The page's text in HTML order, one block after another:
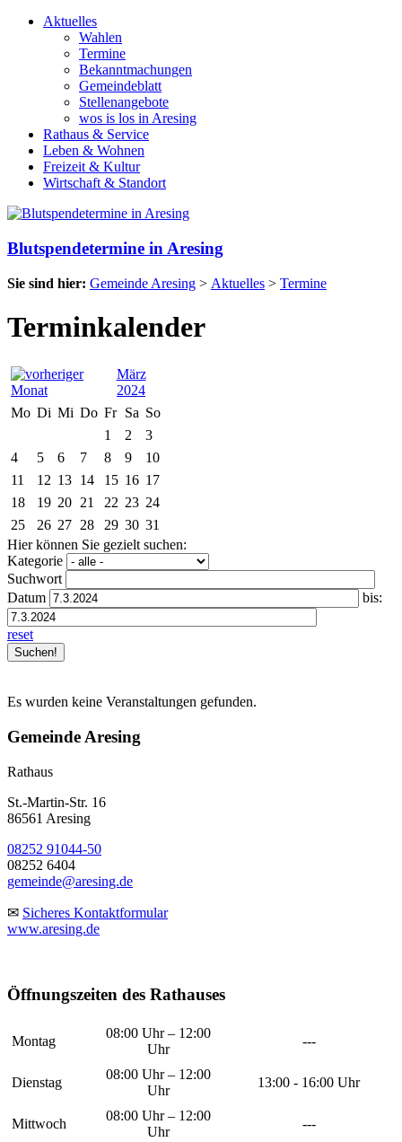
Aktuelles
Wahlen
Termine
Bekanntmachungen
Gemeindeblatt
Stellenangebote
wos is los in Aresing
Rathaus & Service
Leben & Wohnen
Freizeit & Kultur
Wirtschaft & Standort
Blutspendetermine in Aresing
Sie sind hier: Gemeinde Aresing > Aktuelles > Termine
Terminkalender
März
2024
Mo Di Mi Do Fr Sa So
1
2
3
4
5 6 7 8 9
10
11
12 13 14 15 16 17
18
19 20 21 22 23 24
25
26 27 28 29 30 31
Hier können Sie gezielt suchen:
Kategorie
Suchwort
Datum
bis:
reset
Es wurden keine Veranstaltungen gefunden.
Gemeinde Aresing
Rathaus
St.-Martin-Str. 16
86561 Aresing
08252 91044-50
08252 6404
gemeinde@aresing.de
✉ Sicheres Kontaktformular
www.aresing.de
Öffnungszeiten des Rathauses
Montag
08:00 Uhr – 12:00
Uhr
---
Dienstag
08:00 Uhr – 12:00
Uhr
13:00 - 16:00 Uhr
Mittwoch
08:00 Uhr – 12:00
Uhr
---